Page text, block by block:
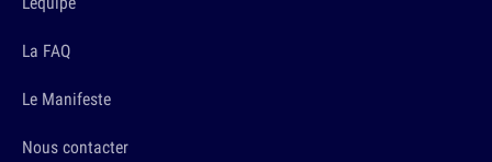
La FAQ
Le Manifeste
Nous contacter